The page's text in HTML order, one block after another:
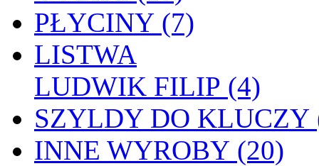
PŁYCINY (7)
LISTWA
LUDWIK FILIP (4)
SZYLDY DO KLUCZY
INNE WYROBY (20)